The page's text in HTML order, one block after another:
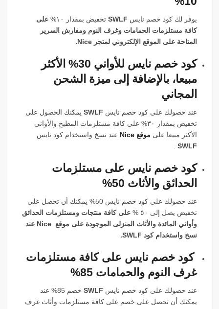
يوفر لك كود خصم نايس SWLF تخفيض بمقدار ١٠%
على
كافة مستلزمات الحمامات وغرف النوم ومفارش السرير
المتاحة على الموقع الإلكتروني لمتجر Nice.
كود خصم نايس للأواني 30% الأكثر
مبيعا، بالإضافة إلى ميزة الشحن
المجاني
عند حصولك على كود خصم نايس SWLF يمكنك الحصول على
تخفيض بمقدار ٣٠% على كافة مستلزمات المطبخ والأواني
الأكثر مبيعا على موقع Nice
عند نسخ واستخدام كود نايس
SWLF
كود خصم نايس على مستلزمات
الحدائق والأثاث 50%
عند حصولك على كود خصم نايس 50% يمكنك أن تحصل على
تخفيض يصل إلى ٥٠ %
على كافة منتجات ومستلزمات الحدائق
وأواني المائدة والأثاث المنزلى الموجودة على موقع Nice عند
نسخ واستخدام كود SWLF
.
كود خصم نايس على كافة مستلزمات
غرف النوم والحمامات 85%
عند حصولك على كود خصم نايس SWLF
خصم 85% عند
يمكنك أن تحصل على خصم على كافة مستلزمات وأثاث غرف